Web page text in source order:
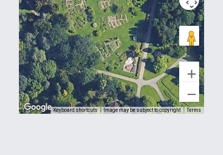
Keyboard shortcuts Image may be subject to copyright Terms